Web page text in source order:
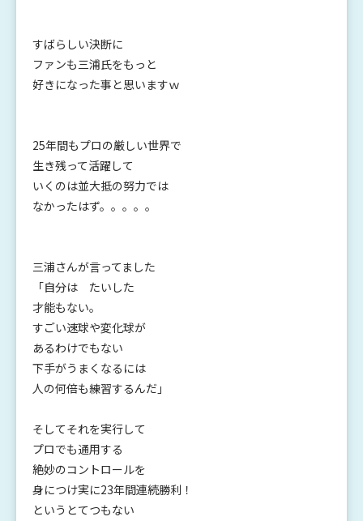
すばらしい決断に
ファンも三浦氏をもっと
好きになった事と思いますｗ
25年間もプロの厳しい世界で
生き残って活躍して
いくのは並大抵の努力では
なかったはず。。。。。
三浦さんが言ってました
「自分は たいした
才能もない。
すごい速球や変化球が
あるわけでもない
下手がうまくなるには
人の何倍も練習するんだ」
そしてそれを実行して
プロでも通用する
絶妙のコントロールを
身につけ実に23年間連続勝利！
というとてつもない